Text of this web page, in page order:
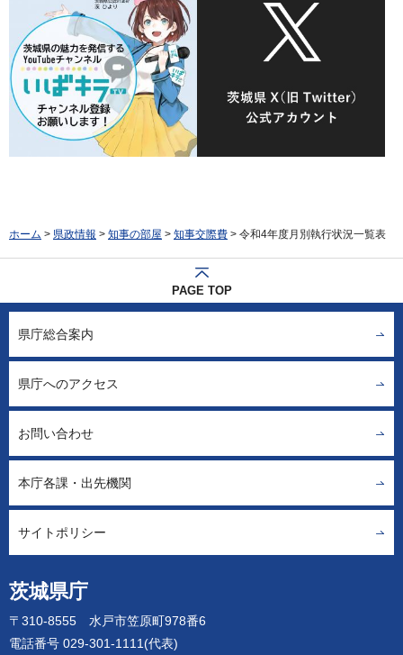
ホーム > 県政情報 > 知事の部屋 > 知事交際費 > 令和4年度月別執行状況一覧表
PAGE TOP
茨城県庁
〒310-8555 水戸市笠原町978番6
電話番号 029-301-1111(代表)
県庁総合案内
県庁へのアクセス
お問い合わせ
本庁各課・出先機関
サイトポリシー